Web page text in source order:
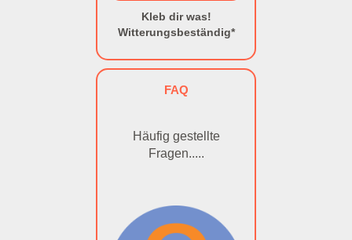
Kleb dir was!
Witterungsbeständig*
FAQ
Häufig gestellte
Fragen.....